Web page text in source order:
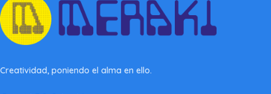
Creatividad, poniendo el alma en ello.